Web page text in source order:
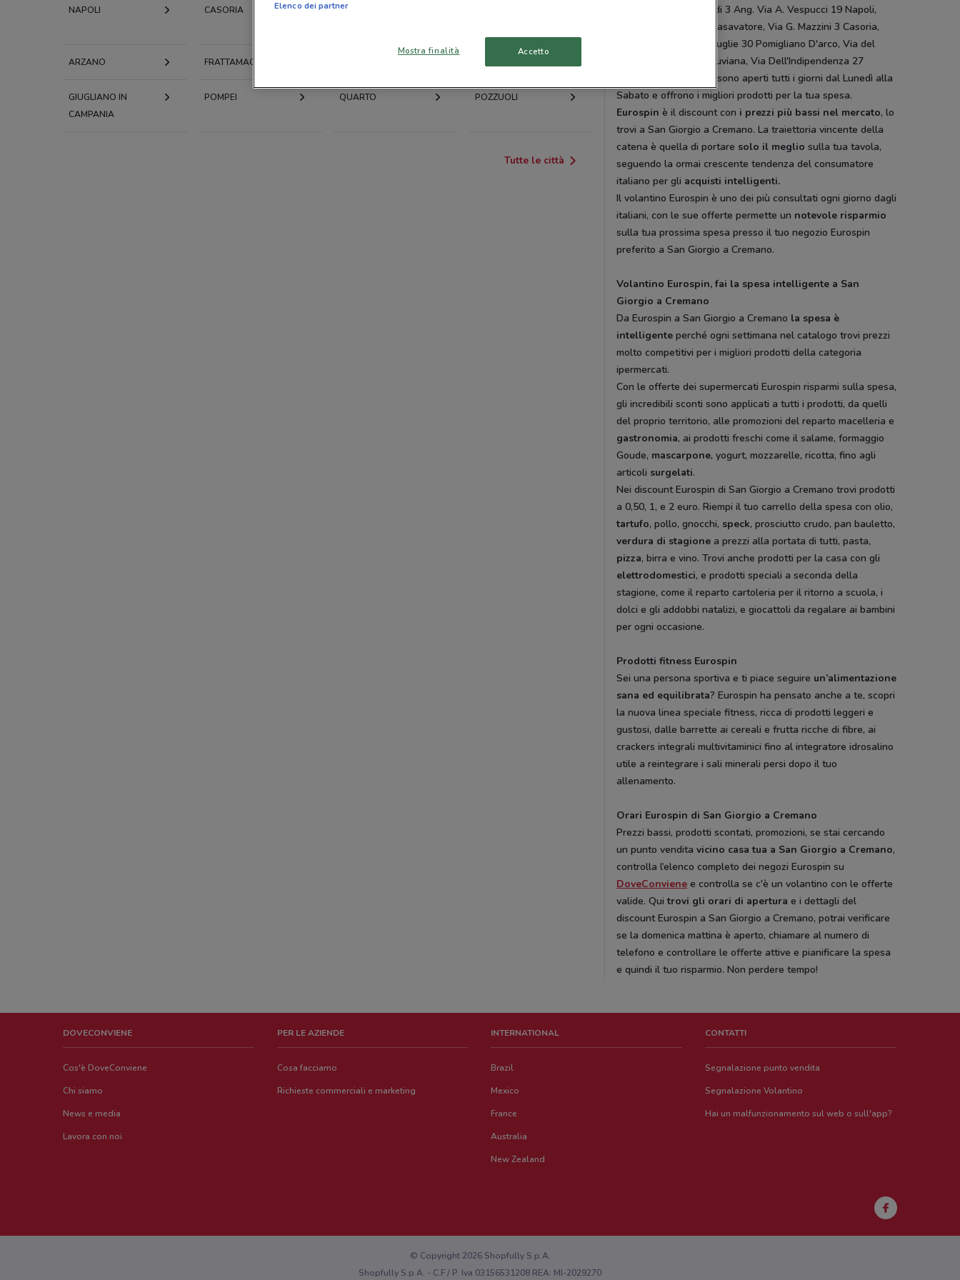
NAPOLI CASORIA
POMIGLIANO
ARZANO FRATTAMAGGIORE
GIUGLIANO IN
CAMPANIA
POMPEI QUARTO POZZUOLI
Tutte le città
Ercolano, Via L. Einaudi 3 Ang. Via A. Vespucci 19 Napoli,
Viale G.Marconi 124 Casavatore, Via G. Mazzini 3 Casoria,
Via Nazionale Delle Puglie 30 Pomigliano D'arco, Via del
Cenacolo Somma Vesuviana, Via Dell'Indipendenza 27
Casoria. Tutti i negozi sono aperti tutti i giorni dal Lunedì alla
Sabato e offrono i migliori prodotti per la tua spesa.
Eurospin è il discount con i prezzi più bassi nel mercato, lo
trovi a San Giorgio a Cremano. La traiettoria vincente della
catena è quella di portare solo il meglio sulla tua tavola,
seguendo la ormai crescente tendenza del consumatore
italiano per gli acquisti intelligenti.
Il volantino Eurospin è uno dei più consultati ogni giorno dagli
italiani, con le sue offerte permette un notevole risparmio
sulla tua prossima spesa presso il tuo negozio Eurospin
preferito a San Giorgio a Cremano.
Volantino Eurospin, fai la spesa intelligente a San
Giorgio a Cremano
Da Eurospin a San Giorgio a Cremano la spesa è
intelligente perché ogni settimana nel catalogo trovi prezzi
molto competitivi per i migliori prodotti della categoria
ipermercati.
Con le offerte dei supermercati Eurospin risparmi sulla spesa,
gli incredibili sconti sono applicati a tutti i prodotti, da quelli
del proprio territorio, alle promozioni del reparto macelleria e
gastronomia, ai prodotti freschi come il salame, formaggio
Goude, mascarpone, yogurt, mozzarelle, ricotta, fino agli
articoli surgelati.
Nei discount Eurospin di San Giorgio a Cremano trovi prodotti
a 0,50, 1, e 2 euro. Riempi il tuo carrello della spesa con olio,
tartufo, pollo, gnocchi, speck, prosciutto crudo, pan bauletto,
verdura di stagione a prezzi alla portata di tutti, pasta,
pizza, birra e vino. Trovi anche prodotti per la casa con gli
elettrodomestici, e prodotti speciali a seconda della
stagione, come il reparto cartoleria per il ritorno a scuola, i
dolci e gli addobbi natalizi, e giocattoli da regalare ai bambini
per ogni occasione.
Prodotti fitness Eurospin
Sei una persona sportiva e ti piace seguire un’alimentazione
sana ed equilibrata? Eurospin ha pensato anche a te, scopri
la nuova linea speciale fitness, ricca di prodotti leggeri e
gustosi, dalle barrette ai cereali e frutta ricche di fibre, ai
crackers integrali multivitaminici fino al integratore idrosalino
utile a reintegrare i sali minerali persi dopo il tuo
allenamento.
Orari Eurospin di San Giorgio a Cremano
Prezzi bassi, prodotti scontati, promozioni, se stai cercando
un punto venditavicino casa tua a San Giorgio a Cremano,
controlla l’elenco completo dei negozi Eurospin su
DoveConviene e controlla se c'è un volantino con le offerte
valide. Quitrovi gli orari di apertura e i dettagli del
discount Eurospin a San Giorgio a Cremano, potrai verificare
se la domenica mattina è aperto, chiamare al numero di
telefono e controllare le offerte attive e pianificare la spesa
e quindi il tuo risparmio. Non perdere tempo!
DOVECONVIENE
Cos'è DoveConviene
Chi siamo
News e media
Lavora con noi
PER LE AZIENDE
Cosa facciamo
Richieste commerciali e marketing
INTERNATIONAL
Brazil
Mexico
France
Australia
New Zealand
CONTATTI
Segnalazione punto vendita
Segnalazione Volantino
Hai un malfunzionamento sul web o sull'app?
© Copyright 2026 Shopfully S.p.A.
Shopfully S.p.A. - C.F / P. Iva 03156531208 REA: MI-2029270
Elenco dei partner
Mostra finalità Accetto